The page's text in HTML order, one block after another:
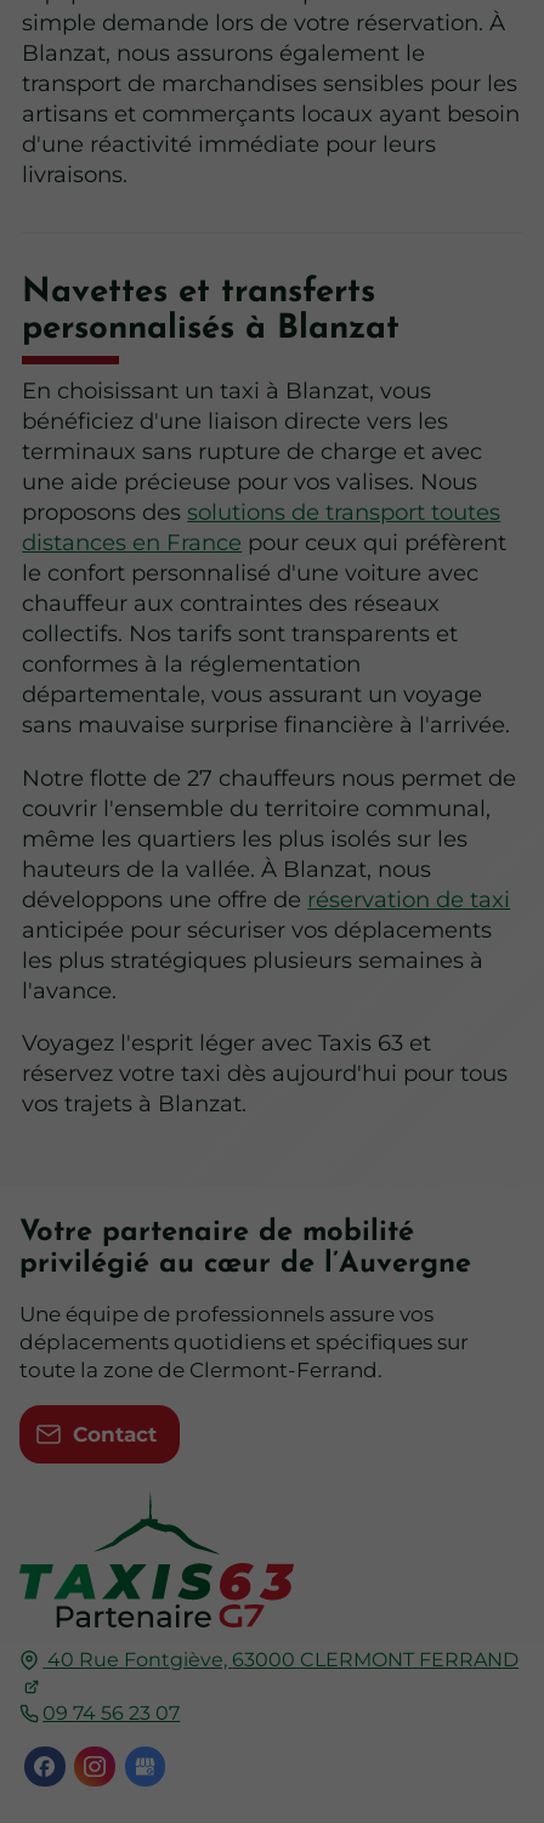
simple demande lors de votre réservation. À
Blanzat, nous assurons également le
transport de marchandises sensibles pour les
artisans et commerçants locaux ayant besoin
d'une réactivité immédiate pour leurs
livraisons.
Navettes et transferts
personnalisés à Blanzat
En choisissant un taxi à Blanzat, vous
bénéficiez d'une liaison directe vers les
terminaux sans rupture de charge et avec
une aide précieuse pour vos valises. Nous
proposons dessolutions de transport toutes
distances en France pour ceux qui préfèrent
le confort personnalisé d'une voiture avec
chauffeur aux contraintes des réseaux
collectifs. Nos tarifs sont transparents et
conformes à la réglementation
départementale, vous assurant un voyage
sans mauvaise surprise financière à l'arrivée.
Notre flotte de 27 chauffeurs nous permet de
couvrir l'ensemble du territoire communal,
même les quartiers les plus isolés sur les
hauteurs de la vallée. À Blanzat, nous
développons une offre de réservation de taxi
anticipée pour sécuriser vos déplacements
les plus stratégiques plusieurs semaines à
l'avance.
Voyagez l'esprit léger avec Taxis 63 et
réservez votre taxi dès aujourd'hui pour tous
vos trajets à Blanzat.
40 Rue Fontgiève, 63000 CLERMONT FERRAND
09 74 56 23 07
Votre partenaire de mobilité
privilégié au cœur de l’Auvergne
Une équipe de professionnels assure vos
déplacements quotidiens et spécifiques sur
toute la zone de Clermont-Ferrand.
Contact